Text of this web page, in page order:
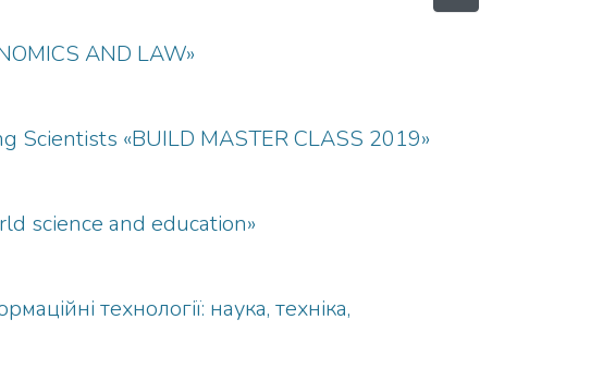
AND LAW»
Scientists «BUILD MASTER CLASS 2019»
science and education»
технології: наука, техніка,